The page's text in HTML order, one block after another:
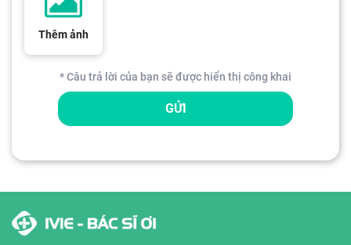
Thêm ảnh
* Câu trả lời của bạn sẽ được hiển thị công khai
GỬI